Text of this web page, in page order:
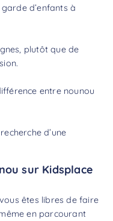
d’enfants à
plutôt que de
entre nounou
d’une
sur Kidsplace
êtes libres de faire
en parcourant